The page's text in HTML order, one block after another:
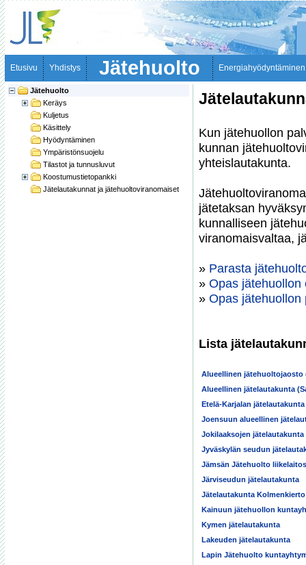
Etusivu Yhdistys Jätehuolto Energiahyödyntäminen
Jätehuolto
Keräys
Kuljetus
Käsittely
Hyödyntäminen
Ympäristönsuojelu
Tilastot ja tunnusluvut
Koostumustietopankki
Jätelautakunnat ja jätehuoltoviranomaiset
Kun jätehuollon
kunnan
yhteislautakunta.
jätetaksan
kunnalliseen
viranomaisvaltaa,
» Parasta
» Opas jätehuollon
» Opas jätehuollon
Lista
Alueellinen jätehuoltojaosto
Alueellinen jätelautakunta
Etelä-Karjalan jätelautakunta
Joensuun alueellinen
Jokilaaksojen jätelautakunta
Jyväskylän seudun
Jämsän Jätehuolto liikelaitos
Järviseudun jätelautakunta
Jätelautakunta
Kainuun jätehuollon
Kymen jätelautakunta
Lakeuden jätelautakunta
Lapin Jätehuolto